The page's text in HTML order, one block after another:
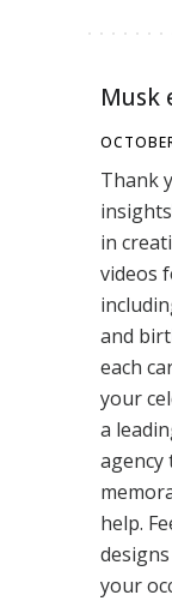
Musk
Thank
in
videos
and
each
your
a
agency
help.
your